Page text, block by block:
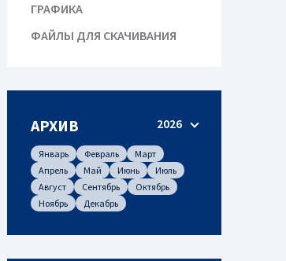
ГРАФИКА
ФАЙЛЫ ДЛЯ СКАЧИВАНИЯ
АРХИВ 2026
Январь Февраль
Март
Апрель
Май Июнь
Июль
Август
Сентябрь
Октябрь
Ноябрь
Декабрь